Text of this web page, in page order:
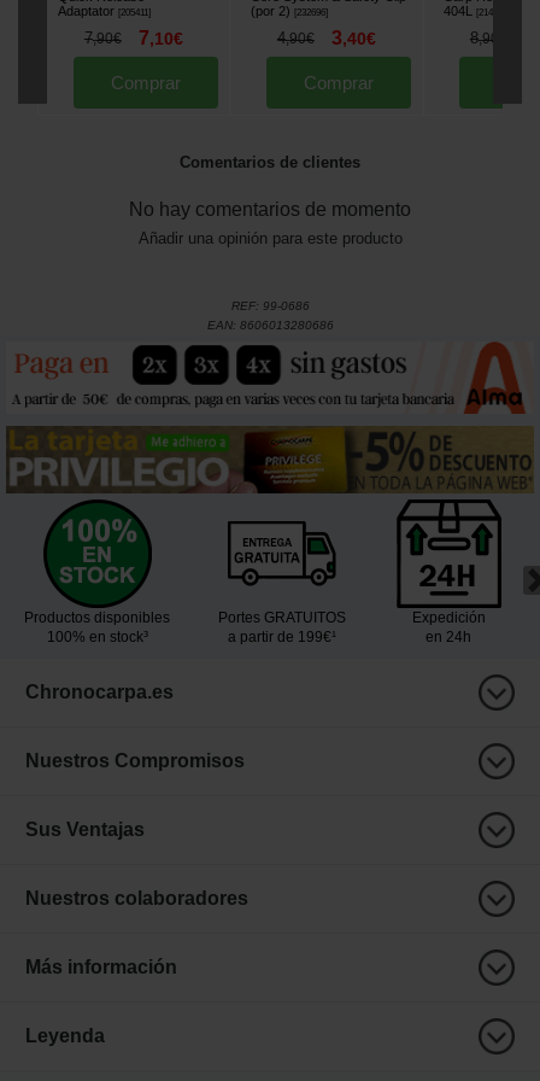
Adaptator [205411]
7,90€ 7,10€
Comprar
(por 2)
[232696]
4,90€ 3,40€
Comprar
404L
[214281
8,90
Comentarios de clientes
No hay comentarios de momento
Añadir una opinión para este producto
REF: 99-0686
EAN: 8606013280686
Productos disponibles
100% en stock³
Portes GRATUITOS
a partir de 199€¹
Expedición
en 24h
Chronocarpa.es
Nuestros Compromisos
Sus Ventajas
Nuestros colaboradores
Más información
Leyenda